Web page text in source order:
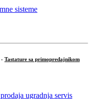
- Tastature sa primopredajnikom